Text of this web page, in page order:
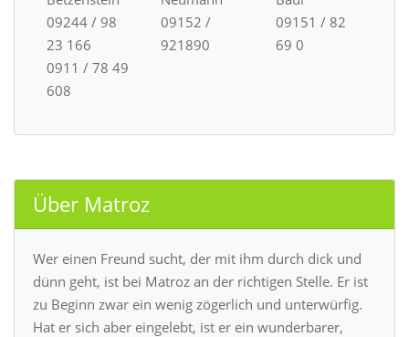
09244 / 98
23 166
0911 / 78 49
608
09152 /
921890
09151 / 82
69 0
Über Matroz
Wer einen Freund sucht, der mit ihm durch dick und
dünn geht, ist bei Matroz an der richtigen Stelle. Er ist
zu Beginn zwar ein wenig zögerlich und unterwürfig.
Hat er sich aber eingelebt, ist er ein wunderbarer,